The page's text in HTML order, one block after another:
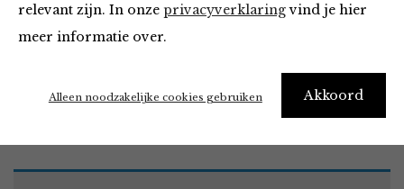
relevant zijn. In onze privacyverklaringvind je hier
meer informatie over.
Akkoord
Alleen noodzakelijke cookies gebruiken
Home Winkel Accessoires Must Haves